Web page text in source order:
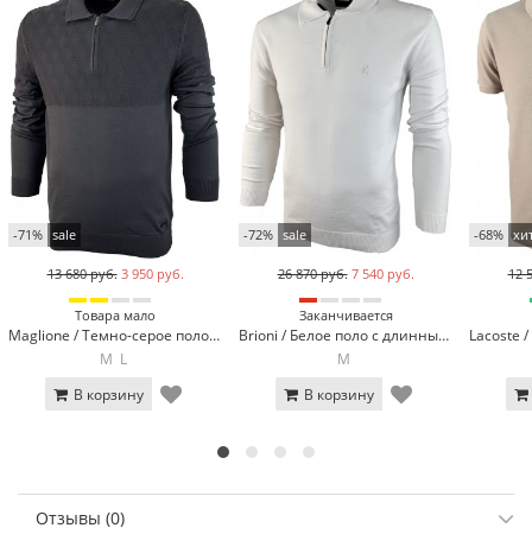
-71% sale
13 680 руб. 3 950 руб.
Товара мало
Maglione / Темно-серое поло с длинным рукавом Maglione 23120-20
M L
В корзину
-72% sale
26 870 руб. 7 540 руб.
Заканчивается
Brioni / Белое поло с длинным рукавом Brioni 9090-3*
M
В корзину
-68%
12
Отзывы (0)